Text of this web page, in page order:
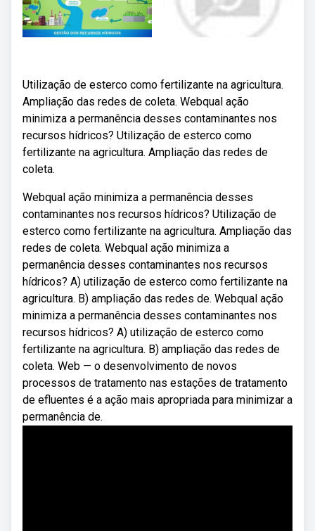
Utilização de esterco como fertilizante na agricultura.
Ampliação das redes de coleta. Webqual ação
minimiza a permanência desses contaminantes nos
recursos hídricos? Utilização de esterco como
fertilizante na agricultura. Ampliação das redes de
coleta.
Webqual ação minimiza a permanência desses
contaminantes nos recursos hídricos? Utilização de
esterco como fertilizante na agricultura. Ampliação das
redes de coleta. Webqual ação minimiza a
permanência desses contaminantes nos recursos
hídricos? A) utilização de esterco como fertilizante na
agricultura. B) ampliação das redes de. Webqual ação
minimiza a permanência desses contaminantes nos
recursos hídricos? A) utilização de esterco como
fertilizante na agricultura. B) ampliação das redes de
coleta. Web — o desenvolvimento de novos
processos de tratamento nas estações de tratamento
de efluentes é a ação mais apropriada para minimizar a
permanência de.